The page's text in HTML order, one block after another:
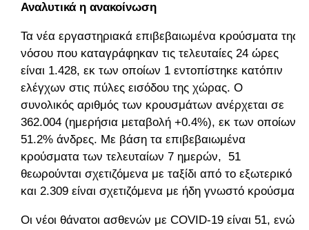
Αναλυτικά η ανακοίνωση
Τα νέα εργαστηριακά επιβεβαιωμένα κρούσματα της
νόσου που καταγράφηκαν τις τελευταίες 24 ώρες
είναι 1.428, εκ των οποίων 1 εντοπίστηκε κατόπιν
ελέγχων στις πύλες εισόδου της χώρας. Ο
συνολικός αριθμός των κρουσμάτων ανέρχεται σε
362.004 (ημερήσια μεταβολή +0.4%), εκ των οποίων
51.2% άνδρες. Με βάση τα επιβεβαιωμένα
κρούσματα των τελευταίων 7 ημερών, 51
θεωρούνται σχετιζόμενα με ταξίδι από το εξωτερικό
και 2.309 είναι σχετιζόμενα με ήδη γνωστό κρούσμα.
Οι νέοι θάνατοι ασθενών με COVID-19 είναι 51, ενώ